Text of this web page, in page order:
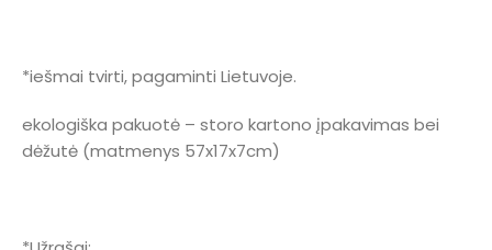
*iešmai tvirti, pagaminti Lietuvoje.
ekologiška pakuotė – storo kartono įpakavimas bei
dėžutė (matmenys 57x17x7cm)